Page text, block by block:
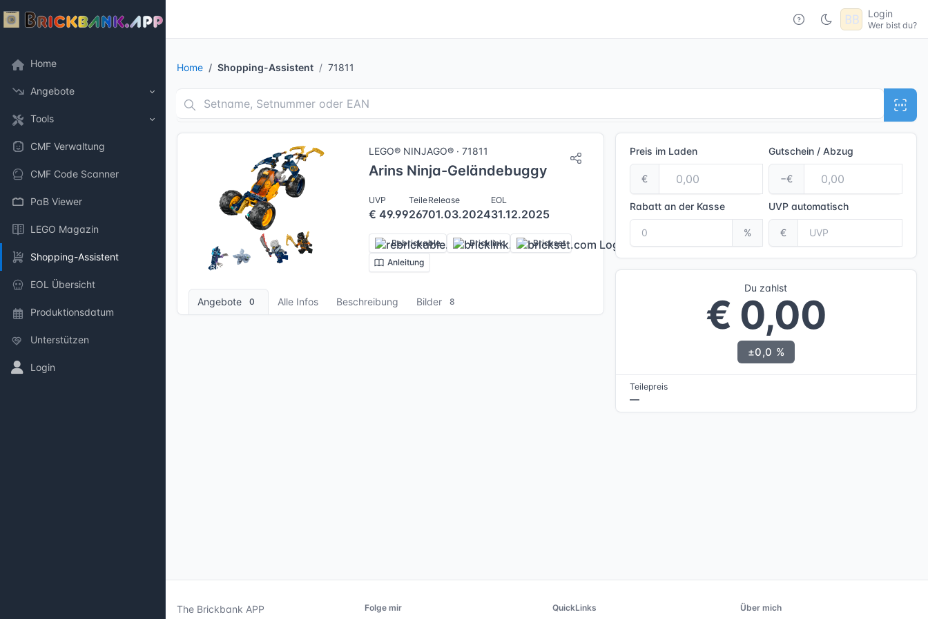
Home
Angebote
Tools
CMF Verwaltung
CMF Code Scanner
PaB Viewer
LEGO Magazin
Shopping-Assistent
EOL Übersicht
Produktionsdatum
Unterstützen
Login
Login
Wer bist du?
Home Shopping-Assistent 71811
8 Bilder + 1 Videos
LEGO® NINJAGO® · 71811
Arins Ninja-Geländebuggy
UVP
€ 49.99
Teile
267
Release
01.03.2024
EOL
31.12.2025
Rebrickable Bricklink
Brickset
Anleitung
Angebote 0 Alle Infos Beschreibung Bilder 8
Preis im Laden
€
Gutschein / Abzug
−€
Rabatt an der Kasse
%
UVPautomatisch
€
Du zahlst
€ 0,00
±0,0 %
Teilepreis
—
The Brickbank APP Folge mir QuickLinks Über mich